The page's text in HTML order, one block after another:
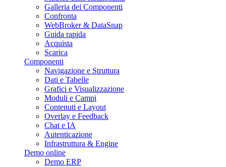
Galleria dei Componenti
Confronta
WebBroker & DataSnap
Guida rapida
Acquista
Scarica
Componenti
Navigazione e Struttura
Dati e Tabelle
Grafici e Visualizzazione
Moduli e Campi
Contenuti e Layout
Overlay e Feedback
Chat e IA
Autenticazione
Infrastruttura & Engine
Demo online
Demo ERP